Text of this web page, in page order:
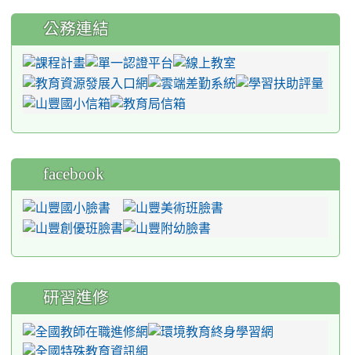
公務連結
facebook
研習進修